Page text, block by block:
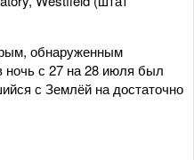
обнаруженным
ночь с 27 на 28 июля был
с Землёй на достаточно